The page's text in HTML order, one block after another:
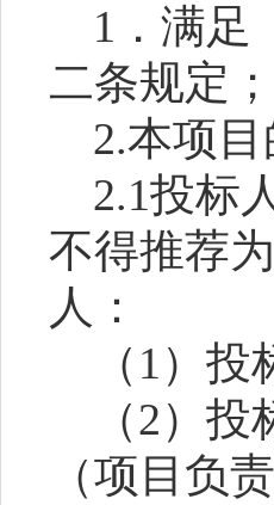
1．满足
二条规定；
2.本项
2.1投标
不得推荐
人 ：
（ 1）投
（2）投
（项目负